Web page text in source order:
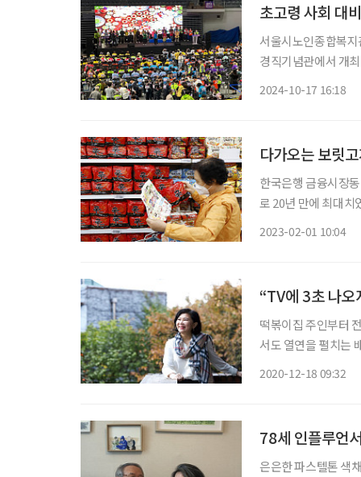
초고령 사회 대
서울시노인종합복
경직기념관에서 개
2024-10-17 16:18
다가오는 보릿
한국은행 금융시장
로 20년 만에 최대치
2023-02-01 10:04
“TV에 3초 나오
떡볶이집 주인부터
서도 열연을 펼치는
2020-12-18 09:32
78세 인플루언
은은한 파스텔톤 색